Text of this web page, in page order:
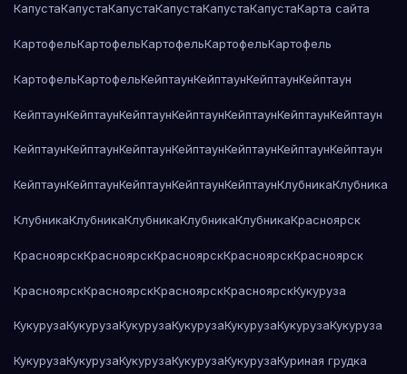
КапустаКапустаКапустаКапустаКапустаКапустаКарта сайта
КартофельКартофельКартофельКартофельКартофель
КартофельКартофельКейптаунКейптаунКейптаунКейптаун
КейптаунКейптаунКейптаунКейптаунКейптаунКейптаунКейптаун
КейптаунКейптаунКейптаунКейптаунКейптаунКейптаунКейптаун
КейптаунКейптаунКейптаунКейптаунКейптаунКлубникаКлубника
КлубникаКлубникаКлубникаКлубникаКлубникаКрасноярск
КрасноярскКрасноярскКрасноярскКрасноярскКрасноярск
КрасноярскКрасноярскКрасноярскКрасноярскКукуруза
КукурузаКукурузаКукурузаКукурузаКукурузаКукурузаКукуруза
КукурузаКукурузаКукурузаКукурузаКукурузаКуриная грудка